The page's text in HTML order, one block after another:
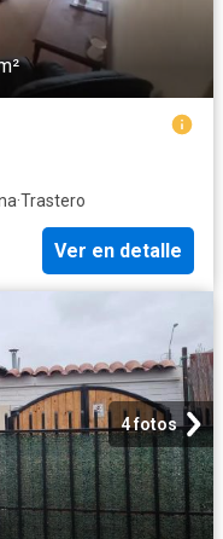
·Trastero
Ver en detalle
4 fotos